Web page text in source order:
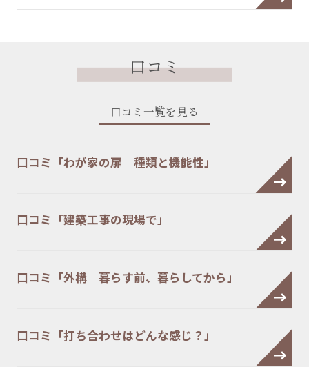
口コミ
口コミ一覧を見る
口コミ「わが家の扉 種類と機能性」
口コミ「建築工事の現場で」
口コミ「外構 暮らす前、暮らしてから」
口コミ「打ち合わせはどんな感じ？」